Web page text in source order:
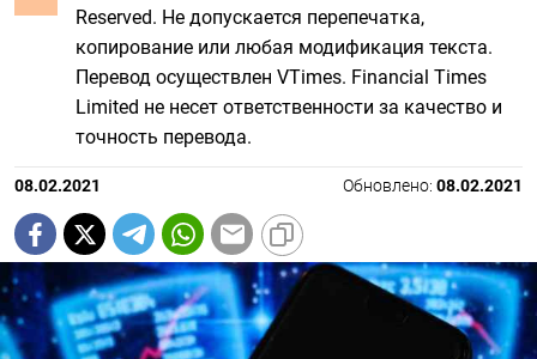
Reserved. Не допускается перепечатка,
копирование или любая модификация текста.
Перевод осуществлен VTimes. Financial Times
Limited не несет ответственности за качество и
точность перевода.
08.02.2021 Обновлено: 08.02.2021